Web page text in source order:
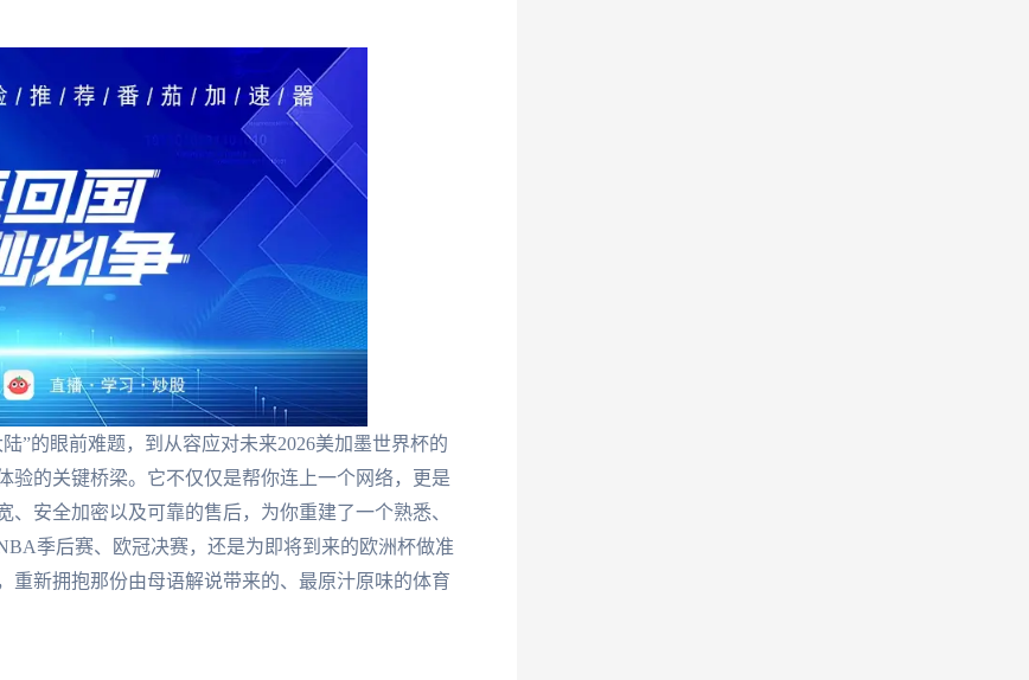
”的眼前难题，到从容应对未来2026美加墨世界杯的
的关键桥梁。它不仅仅是帮你连上一个网络，更是
安全加密以及可靠的售后，为你重建了一个熟悉、
季后赛、欧冠决赛，还是为即将到来的欧洲杯做准
新拥抱那份由母语解说带来的、最原汁原味的体育